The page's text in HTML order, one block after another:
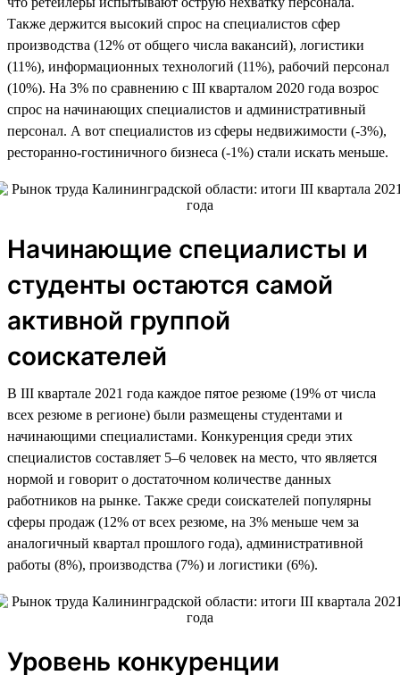
Также держится высокий спрос на специалистов сфер
производства (12% от общего числа вакансий), логистики
(11%), информационных технологий (11%), рабочий персонал
(10%). На 3% по сравнению с III кварталом 2020 года возрос
спрос на начинающих специалистов и административный
персонал. А вот специалистов из сферы недвижимости (-3%),
ресторанно-гостиничного бизнеса (-1%) стали искать меньше.
Начинающие специалисты и
студенты остаются самой
активной группой
соискателей
В III квартале 2021 года каждое пятое резюме (19% от числа
всех резюме в регионе) были размещены студентами и
начинающими специалистами. Конкуренция среди этих
специалистов составляет 5–6 человек на место, что является
нормой и говорит о достаточном количестве данных
работников на рынке. Также среди соискателей популярны
сферы продаж (12% от всех резюме, на 3% меньше чем за
аналогичный квартал прошлого года), административной
работы (8%), производства (7%) и логистики (6%).
Уровень конкуренции